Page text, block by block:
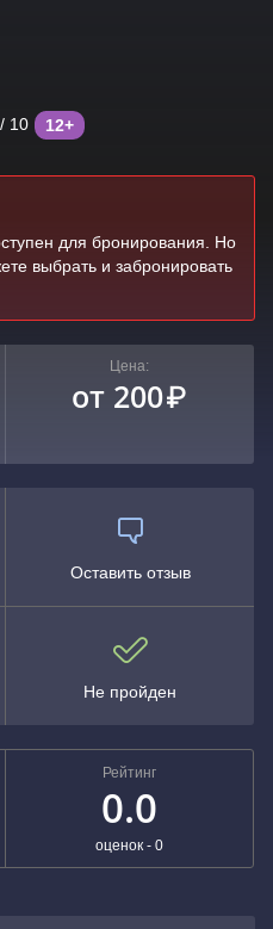
/ 10 12+
для бронирования. Но
выбрать и забронировать
Цена:
от 200₽
Оставить отзыв
Не пройден
Рейтинг
0.0
оценок - 0